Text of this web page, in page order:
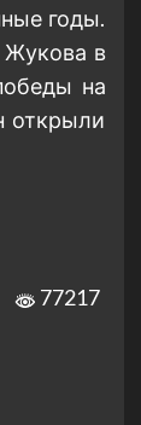
годы.
Жукова в
на
открыли
77217